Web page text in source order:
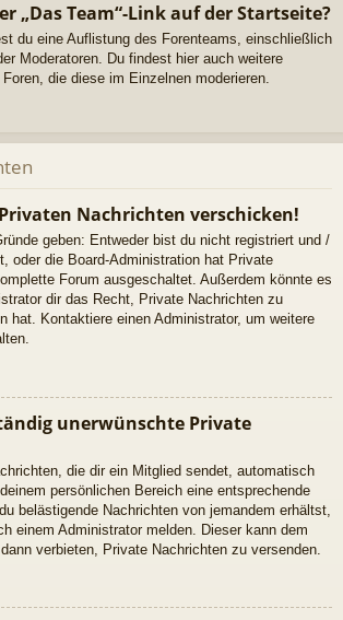
„Das Team“-Link auf der Startseite?
du eine Auflistung des Forenteams, einschließlich
Moderatoren. Du findest hier auch weitere
Foren, die diese im Einzelnen moderieren.
Nachrichten verschicken!
geben: Entweder bist du nicht registriert und /
oder die Board-Administration hat Private
Forum ausgeschaltet. Außerdem könnte es
dir das Recht, Private Nachrichten zu
hat. Kontaktiere einen Administrator, um weitere
unerwünschte Private
die dir ein Mitglied sendet, automatisch
persönlichen Bereich eine entsprechende
belästigende Nachrichten von jemandem erhältst,
einem Administrator melden. Dieser kann dem
verbieten, Private Nachrichten zu versenden.